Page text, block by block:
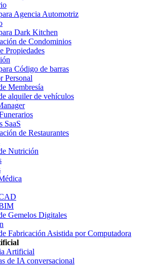
Agencia Automotriz
Dark Kitchen
de Condominios
Propiedades
Código de barras
Personal
Membresía
alquiler de vehículos
SaaS
de Restaurantes
Nutrición
Gemelos Digitales
Fabricación Asistida por Computadora
Artificial
de IA conversacional